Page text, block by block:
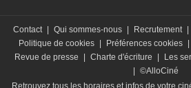
Contact | Qui sommes-nous | Recrutement |
Politique de cookies | Préférences cookies |
Revue de presse
| Charte d'écriture | Les
| ©AlloCiné
Retrouvez tous les horaires et infos de votre